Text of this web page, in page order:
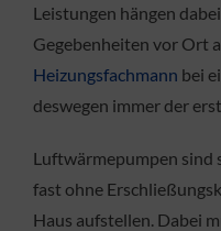
Leistungen hängen
Gegebenheiten vor Ort
Heizungsfachmann bei
deswegen immer der
Luftwärmepumpen sind
fast ohne
Haus aufstellen. Dabei